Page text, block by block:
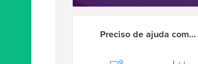
Preciso de ajuda com…